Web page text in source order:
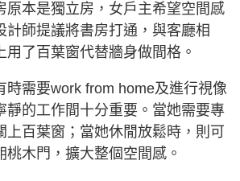
原本是獨立房，女戶主希望空間感
計師提議將書房打通，與客廳相
用了百葉窗代替牆身做間格。
時需要work from home及進行視像
靜的工作間十分重要。當她需要專
上百葉窗；當她休閒放鬆時，則可
桃木門，擴大整個空間感。